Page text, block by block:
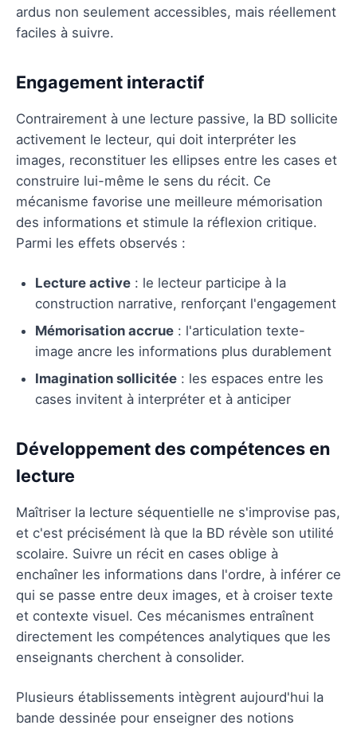
ardus non seulement accessibles, mais réellement
faciles à suivre.
Engagement interactif
Contrairement à une lecture passive, la BD sollicite
activement le lecteur, qui doit interpréter les
images, reconstituer les ellipses entre les cases et
construire lui-même le sens du récit. Ce
mécanisme favorise une meilleure mémorisation
des informations et stimule la réflexion critique.
Parmi les effets observés :
Lecture active : le lecteur participe à la
construction narrative, renforçant l'engagement
Mémorisation accrue : l'articulation texte-
image ancre les informations plus durablement
Imagination sollicitée : les espaces entre les
cases invitent à interpréter et à anticiper
Développement des compétences en
lecture
Maîtriser la lecture séquentielle ne s'improvise pas,
et c'est précisément là que la BD révèle son utilité
scolaire. Suivre un récit en cases oblige à
enchaîner les informations dans l'ordre, à inférer ce
qui se passe entre deux images, et à croiser texte
et contexte visuel. Ces mécanismes entraînent
directement les compétences analytiques que les
enseignants cherchent à consolider.
Plusieurs établissements intègrent aujourd'hui la
bande dessinée pour enseigner des notions